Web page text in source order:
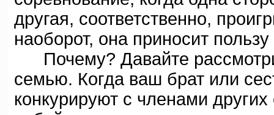
другая, соответственно,
наоборот, она приносит
Почему? Давайте
семью. Когда ваш брат или
конкурируют с членами